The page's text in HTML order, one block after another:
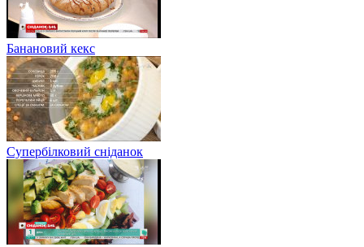
Банановий кекс
Супербілковий сніданок